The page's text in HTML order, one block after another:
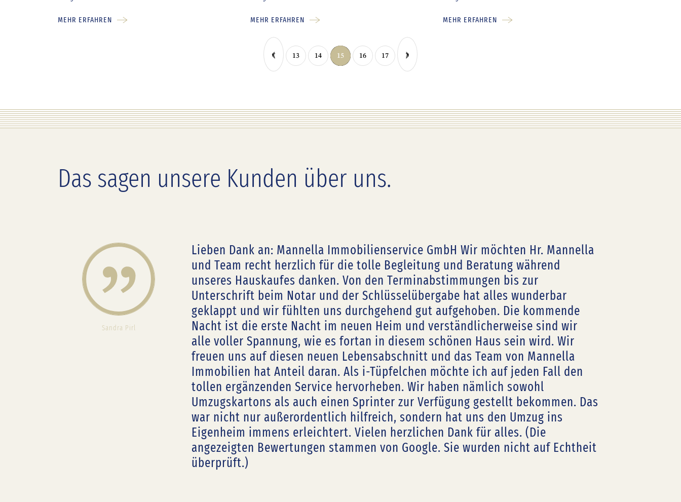
MEHR ERFAHREN MEHR ERFAHREN MEHR ERFAHREN
‹ 13 14 15 16 17 ›
Das sagen unsere Kunden über uns.
Sandra Pirl
Lieben Dank an: Mannella Immobilienservice GmbH Wir möchten Hr. Mannella
und Team recht herzlich für die tolle Begleitung und Beratung während
unseres Hauskaufes danken. Von den Terminabstimmungen bis zur
Unterschrift beim Notar und der Schlüsselübergabe hat alles wunderbar
geklappt und wir fühlten uns durchgehend gut aufgehoben. Die kommende
Nacht ist die erste Nacht im neuen Heim und verständlicherweise sind wir
alle voller Spannung, wie es fortan in diesem schönen Haus sein wird. Wir
freuen uns auf diesen neuen Lebensabschnitt und das Team von Mannella
Immobilien hat Anteil daran. Als i-Tüpfelchen möchte ich auf jeden Fall den
tollen ergänzenden Service hervorheben. Wir haben nämlich sowohl
Umzugskartons als auch einen Sprinter zur Verfügung gestellt bekommen. Das
war nicht nur außerordentlich hilfreich, sondern hat uns den Umzug ins
Eigenheim immens erleichtert. Vielen herzlichen Dank für alles. (Die
angezeigten Bewertungen stammen von Google. Sie wurden nicht auf Echtheit
überprüft.)